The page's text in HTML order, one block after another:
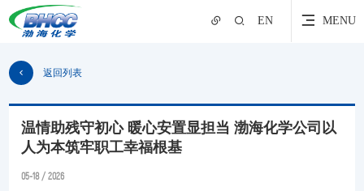
EN MENU
返回列表
温情助残守初心 暖心安置显担当 渤海化学公司以
人为本筑牢职工幸福根基
05-18 / 2026